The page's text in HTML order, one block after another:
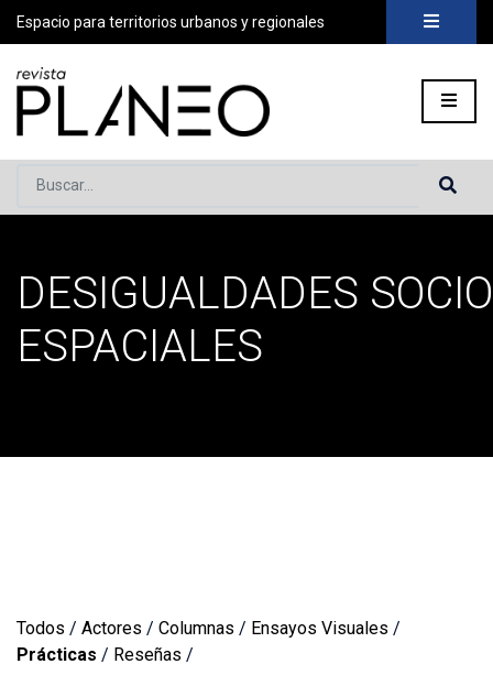
Espacio para territorios urbanos y regionales
Buscar...
Portada»desigualdades socio-espaciales
DESIGUALDADES
ESPACIALES
Todos / Actores / Columnas / Ensayos Visuales /
Prácticas / Reseñas /